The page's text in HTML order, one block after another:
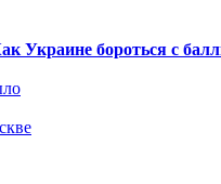
Украине бороться с